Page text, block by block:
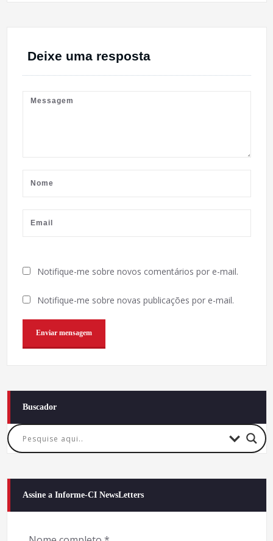
Deixe uma resposta
Notifique-me sobre novos comentários por e-mail.
Notifique-me sobre novas publicações por e-mail.
Buscador
Assine a Informe-CI NewsLetters